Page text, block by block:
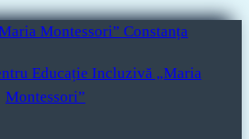
Educație Incluzivă „Maria
Montessori”